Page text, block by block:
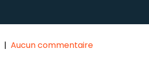
| Aucun commentaire